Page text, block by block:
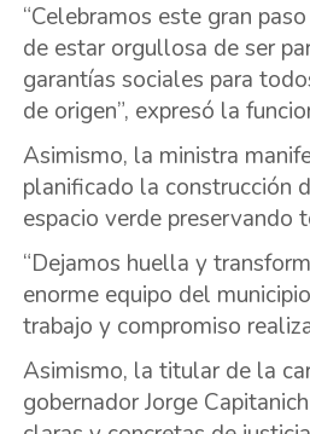
“Celebramos este gran
de estar orgullosa de ser
garantías sociales para
de origen”, expresó la
Asimismo, la ministra
planificado la construcción
espacio verde preservando
“Dejamos huella y
enorme equipo del
trabajo y compromiso
Asimismo, la titular de la
gobernador Jorge